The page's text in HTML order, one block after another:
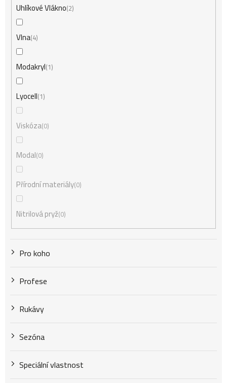
Uhlíkové Vlákno 2
Vlna 4
Modakryl 1
Lyocell 1
Viskóza 0
Modal 0
Přírodní materiály 0
Nitrilová pryž 0
Pro koho
Profese
Rukávy
Sezóna
Speciální vlastnost